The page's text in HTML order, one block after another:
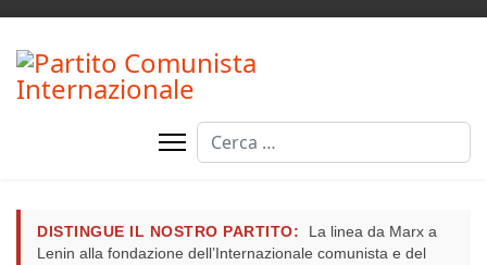
Cerca
DISTINGUE IL NOSTRO PARTITO:
La linea da Marx a
Lenin alla fondazione dell’Internazionale comunista e del